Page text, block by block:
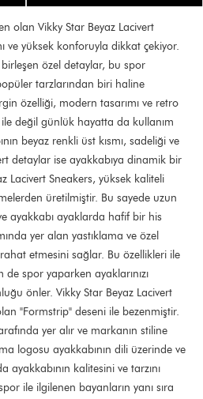
olan Vikky Star Beyaz Lacivert
ve yüksek konforuyla dikkat çekiyor.
özel detaylar, bu spor
tarzlarından biri haline
özelliği, modern tasarımı ve retro
değil günlük hayatta da kullanım
beyaz renkli üst kısmı, sadeliği ve
detaylar ise ayakkabıya dinamik bir
Lacivert Sneakers, yüksek kaliteli
üretilmiştir. Bu sayede uzun
ayakkabı ayaklarda hafif bir his
yer alan yastıklama ve özel
rahat etmesini sağlar. Bu özellikleri ile
spor yaparken ayaklarınızı
önler. Vikky Star Beyaz Lacivert
"Formstrip" deseni ile bezenmiştir.
yer alır ve markanın stiline
logosu ayakkabının dili üzerinde ve
ayakkabının kalitesini ve tarzını
ile ilgilenen bayanların yanı sıra